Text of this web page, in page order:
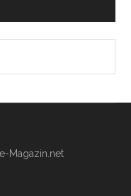
Magazin.net